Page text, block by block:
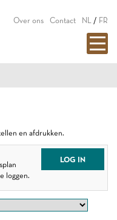
Over ons Contact NL / FR
en afdrukken.
LOG IN
loggen.